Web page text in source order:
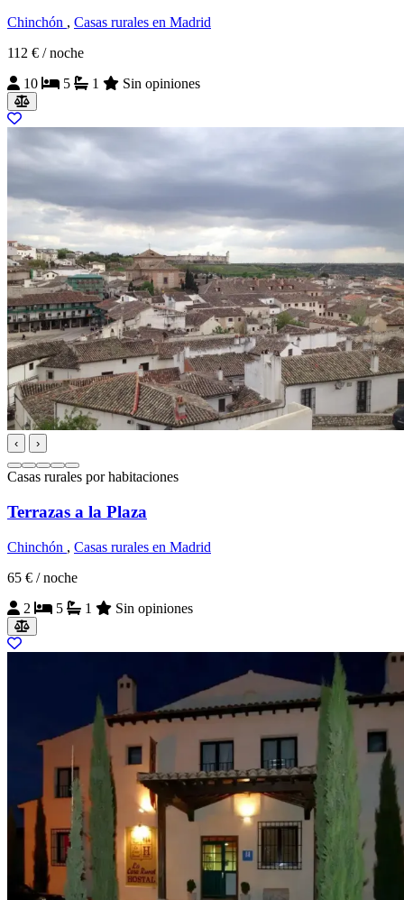
Chinchón , Casas rurales en Madrid
112 € / noche
10
5 1 Sin opiniones
‹ ›
Casas rurales por habitaciones
Terrazas a la Plaza
Chinchón , Casas rurales en Madrid
65 € / noche
2
5 1 Sin opiniones